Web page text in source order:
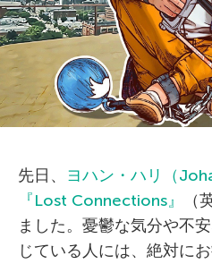
先日、 ヨハン・ハリ（
『Lost Connections』
（
ました。憂鬱な気分や不
じている人には、絶対に